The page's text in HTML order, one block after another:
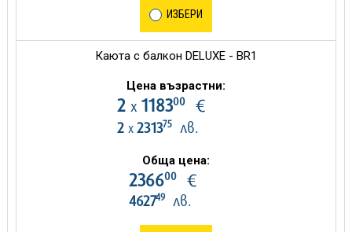
ИЗБЕРИ
Каюта с балкон DELUXE - BR1
Цена възрастни:
2 х 118300€
2 х 231375лв.
Обща цена:
236600€
462749лв.